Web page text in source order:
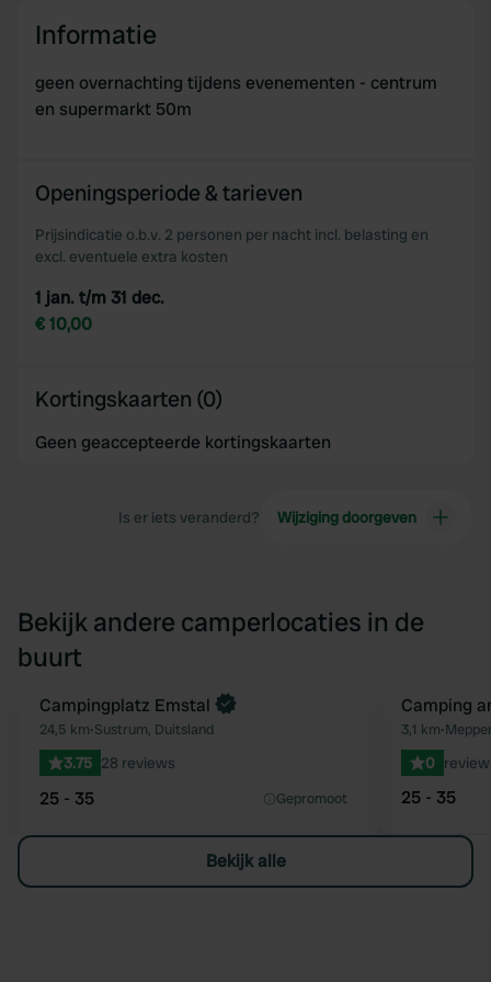
Informatie
geen overnachting tijdens evenementen - centrum
en supermarkt 50m
Openingsperiode & tarieven
Prijsindicatie o.b.v. 2 personen per nacht incl. belasting en
excl. eventuele extra kosten
1 jan. t/m 31 dec.
€ 10,00
Kortingskaarten (0)
Geen geaccepteerde kortingskaarten
Is er iets veranderd? Wijziging doorgeven
Bekijk andere camperlocaties in de
buurt
Favoriet
Boek direct
Campingplatz Emstal
24,5 km•Sustrum, Duitsland
3.75 28 reviews
25 - 35 Gepromoot
Camping
3,1 km•
0
25 - 35
Bekijk alle